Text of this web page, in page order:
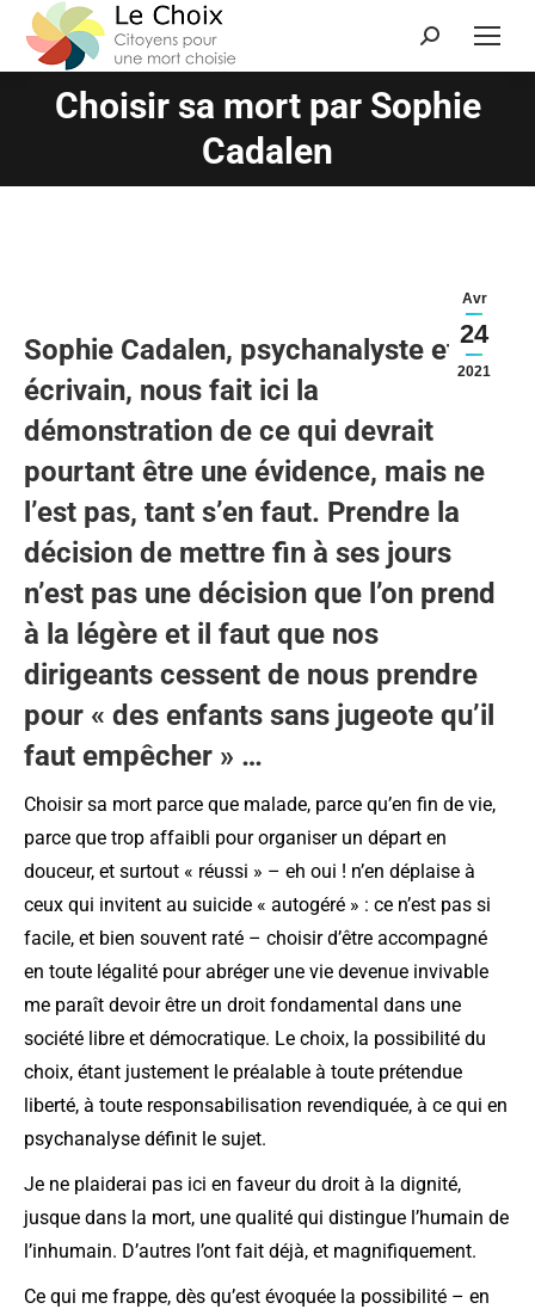
Choisir sa mort par Sophie
Cadalen
Vous êtes ici :
Avr
24
2021
Sophie Cadalen, psychanalyste et
écrivain, nous fait ici la
démonstration de ce qui devrait
pourtant être une évidence, mais ne
l’est pas, tant s’en faut. Prendre la
décision de mettre fin à ses jours
n’est pas une décision que l’on prend
à la légère et il faut que nos
dirigeants cessent de nous prendre
pour « des enfants sans jugeote qu’il
faut empêcher » …
Choisir sa mort parce que malade, parce qu’en fin de vie,
parce que trop affaibli pour organiser un départ en
douceur, et surtout « réussi » – eh oui ! n’en déplaise à
ceux qui invitent au suicide « autogéré » : ce n’est pas si
facile, et bien souvent raté – choisir d’être accompagné
en toute légalité pour abréger une vie devenue invivable
me paraît devoir être un droit fondamental dans une
société libre et démocratique. Le choix, la possibilité du
choix, étant justement le préalable à toute prétendue
liberté, à toute responsabilisation revendiquée, à ce qui en
psychanalyse définit le sujet.
Je ne plaiderai pas ici en faveur du droit à la dignité,
jusque dans la mort, une qualité qui distingue l’humain de
l’inhumain. D’autres l’ont fait déjà, et magnifiquement.
Ce qui me frappe, dès qu’est évoquée la possibilité – en